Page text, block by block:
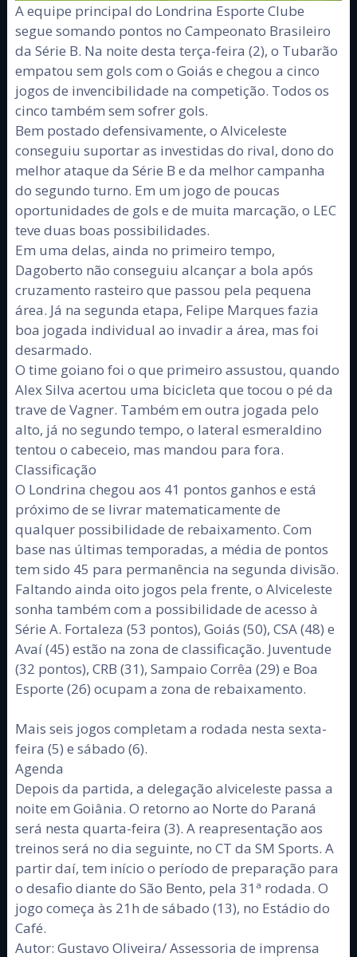
A equipe principal do Londrina Esporte Clube
segue somando pontos no Campeonato Brasileiro
da Série B. Na noite desta terça-feira (2), o Tubarão
empatou sem gols com o Goiás e chegou a cinco
jogos de invencibilidade na competição. Todos os
cinco também sem sofrer gols.
Bem postado defensivamente, o Alviceleste
conseguiu suportar as investidas do rival, dono do
melhor ataque da Série B e da melhor campanha
do segundo turno. Em um jogo de poucas
oportunidades de gols e de muita marcação, o LEC
teve duas boas possibilidades.
Em uma delas, ainda no primeiro tempo,
Dagoberto não conseguiu alcançar a bola após
cruzamento rasteiro que passou pela pequena
área. Já na segunda etapa, Felipe Marques fazia
boa jogada individual ao invadir a área, mas foi
desarmado.
O time goiano foi o que primeiro assustou, quando
Alex Silva acertou uma bicicleta que tocou o pé da
trave de Vagner. Também em outra jogada pelo
alto, já no segundo tempo, o lateral esmeraldino
tentou o cabeceio, mas mandou para fora.
Classificação
O Londrina chegou aos 41 pontos ganhos e está
próximo de se livrar matematicamente de
qualquer possibilidade de rebaixamento. Com
base nas últimas temporadas, a média de pontos
tem sido 45 para permanência na segunda divisão.
Faltando ainda oito jogos pela frente, o Alviceleste
sonha também com a possibilidade de acesso à
Série A. Fortaleza (53 pontos), Goiás (50), CSA (48) e
Avaí (45) estão na zona de classificação. Juventude
(32 pontos), CRB (31), Sampaio Corrêa (29) e Boa
Esporte (26) ocupam a zona de rebaixamento.
Mais seis jogos completam a rodada nesta sexta-
feira (5) e sábado (6).
Agenda
Depois da partida, a delegação alviceleste passa a
noite em Goiânia. O retorno ao Norte do Paraná
será nesta quarta-feira (3). A reapresentação aos
treinos será no dia seguinte, no CT da SM Sports. A
partir daí, tem início o período de preparação para
o desafio diante do São Bento, pela 31ª rodada. O
jogo começa às 21h de sábado (13), no Estádio do
Café.
Autor: Gustavo Oliveira/ Assessoria de imprensa